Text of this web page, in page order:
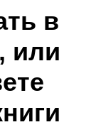
в
или